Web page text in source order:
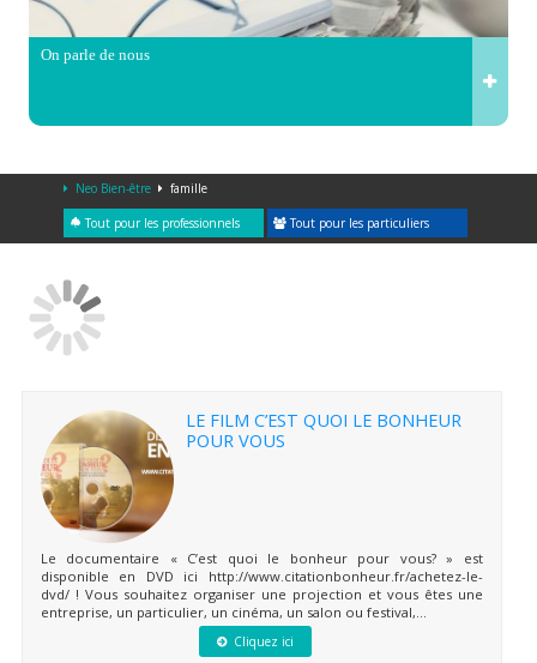
On parle de nous
Neo Bien-être famille
Tout pour les professionnels Tout pour les particuliers
LE FILM C’EST QUOI LE BONHEUR
POUR VOUS
Le documentaire « C’est quoi le bonheur pour vous? » est
disponible en DVD ici http://www.citationbonheur.fr/achetez-le-
dvd/ ! Vous souhaitez organiser une projection et vous êtes une
entreprise, un particulier, un cinéma, un salon ou festival,...
Cliquez ici